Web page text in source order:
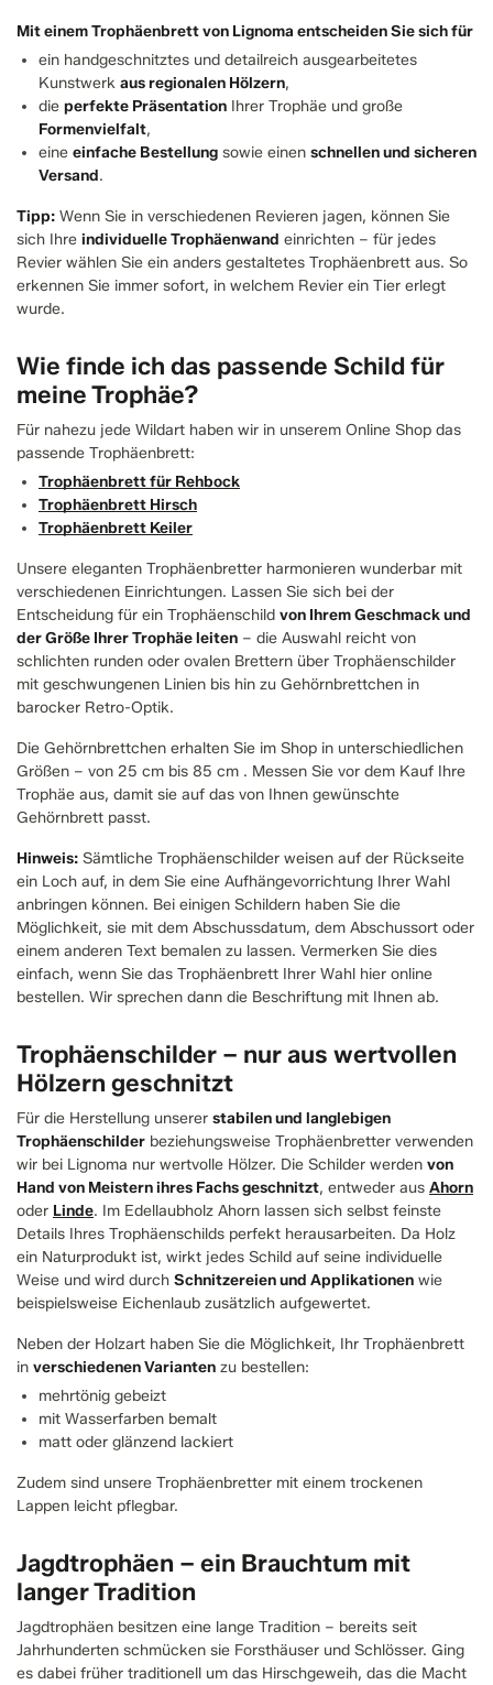
Mit einem Trophäenbrett von Lignoma entscheiden Sie sich für
ein handgeschnitztes und detailreich ausgearbeitetes
Kunstwerk aus regionalen Hölzern,
die perfekte Präsentation Ihrer Trophäe und große
Formenvielfalt,
eine einfache Bestellung sowie einen schnellen und sicheren
Versand.
Tipp: Wenn Sie in verschiedenen Revieren jagen, können Sie
sich Ihre individuelle Trophäenwand einrichten – für jedes
Revier wählen Sie ein anders gestaltetes Trophäenbrett aus. So
erkennen Sie immer sofort, in welchem Revier ein Tier erlegt
wurde.
Wie finde ich das passende Schild für
meine Trophäe?
Für nahezu jede Wildart haben wir in unserem Online Shop das
passende Trophäenbrett:
Trophäenbrett für Rehbock
Trophäenbrett Hirsch
Trophäenbrett Keiler
Unsere eleganten Trophäenbretter harmonieren wunderbar mit
verschiedenen Einrichtungen. Lassen Sie sich bei der
Entscheidung für ein Trophäenschild von Ihrem Geschmack und
der Größe Ihrer Trophäe leiten – die Auswahl reicht von
schlichten runden oder ovalen Brettern über Trophäenschilder
mit geschwungenen Linien bis hin zu Gehörnbrettchen in
barocker Retro-Optik.
Die Gehörnbrettchen erhalten Sie im Shop in unterschiedlichen
Größen – von 25 cm bis 85 cm . Messen Sie vor dem Kauf Ihre
Trophäe aus, damit sie auf das von Ihnen gewünschte
Gehörnbrett passt.
Hinweis: Sämtliche Trophäenschilder weisen auf der Rückseite
ein Loch auf, in dem Sie eine Aufhängevorrichtung Ihrer Wahl
anbringen können. Bei einigen Schildern haben Sie die
Möglichkeit, sie mit dem Abschussdatum, dem Abschussort oder
einem anderen Text bemalen zu lassen. Vermerken Sie dies
einfach, wenn Sie das Trophäenbrett Ihrer Wahl hier online
bestellen. Wir sprechen dann die Beschriftung mit Ihnen ab.
Trophäenschilder – nur aus wertvollen
Hölzern geschnitzt
Für die Herstellung unserer stabilen und langlebigen
Trophäenschilder beziehungsweise Trophäenbretter verwenden
wir bei Lignoma nur wertvolle Hölzer. Die Schilder werden von
Hand von Meistern ihres Fachs geschnitzt, entweder aus Ahorn
oder Linde. Im Edellaubholz Ahorn lassen sich selbst feinste
Details Ihres Trophäenschilds perfekt herausarbeiten. Da Holz
ein Naturprodukt ist, wirkt jedes Schild auf seine individuelle
Weise und wird durch Schnitzereien und Applikationen wie
beispielsweise Eichenlaub zusätzlich aufgewertet.
Neben der Holzart haben Sie die Möglichkeit, Ihr Trophäenbrett
in verschiedenen Varianten zu bestellen:
mehrtönig gebeizt
mit Wasserfarben bemalt
matt oder glänzend lackiert
Zudem sind unsere Trophäenbretter mit einem trockenen
Lappen leicht pflegbar.
Jagdtrophäen – ein Brauchtum mit
langer Tradition
Jagdtrophäen besitzen eine lange Tradition – bereits seit
Jahrhunderten schmücken sie Forsthäuser und Schlösser. Ging
es dabei früher traditionell um das Hirschgeweih, das die Macht